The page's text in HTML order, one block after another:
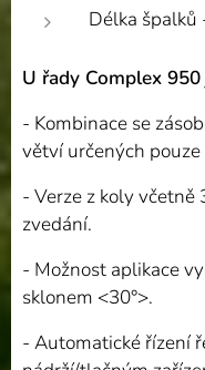
Délka špalků
U řady Complex 950
- Kombinace se
větví určených pouze
- Verze z koly včetně
zvedání.
- Možnost aplikace
sklonem <30°>.
- Automatické řízení